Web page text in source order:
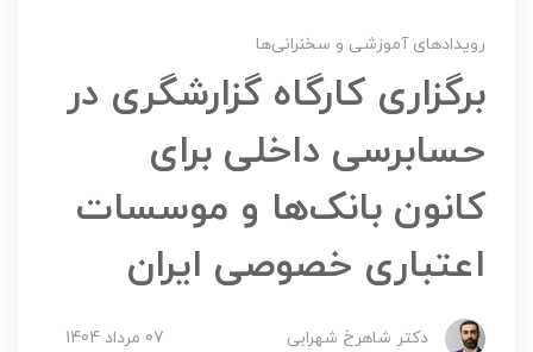
رویدادهای آموزشی و سخنرانی‌ها
برگزاری کارگاه گزارشگری در
حسابرسی داخلی برای
کانون بانک‌ها و موسسات
اعتباری خصوصی ایران
دکتر شاهرخ شهرابی 07 مرداد 1404